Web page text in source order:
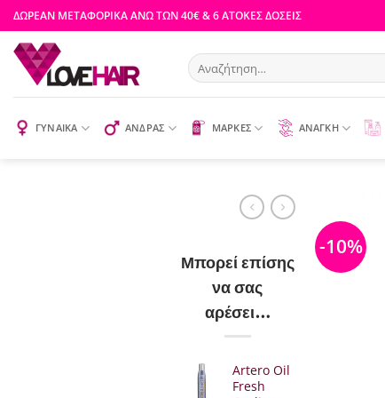
Μετάβαση
στο
περιεχόμενο
ΔΩΡΕΑΝ ΜΕΤΑΦΟΡΙΚΑ ΑΝΩ ΤΩΝ 40€ & 6 ΑΤΟΚΕΣ ΔΟΣΕΙΣ
Αναζήτηση
για:
ΓΥΝΑΙΚΑ ΑΝΔΡΑΣ ΜΑΡΚΕΣ ΑΝΑΓΚΗ
Μπορεί επίσης
να σας
αρέσει…
Artero Oil
Fresh
-10%